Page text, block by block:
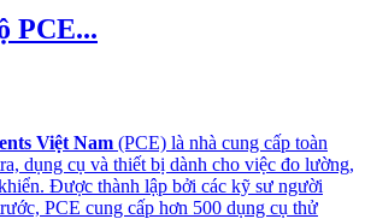
PCE...
Việt Nam (PCE) là nhà cung cấp toàn
dụng cụ và thiết bị dành cho việc đo lường,
Được thành lập bởi các kỹ sư người
PCE cung cấp hơn 500 dụng cụ thử